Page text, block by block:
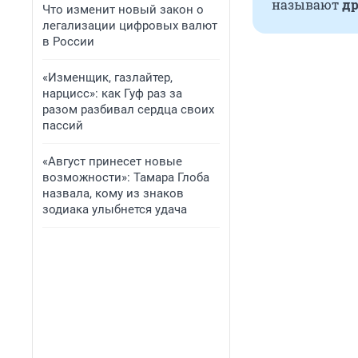
Что изменит новый закон о
легализации цифровых валют
в России
«Изменщик, газлайтер,
нарцисс»: как Гуф раз за
разом разбивал сердца своих
пассий
«Август принесет новые
возможности»: Тамара Глоба
назвала, кому из знаков
зодиака улыбнется удача
называют